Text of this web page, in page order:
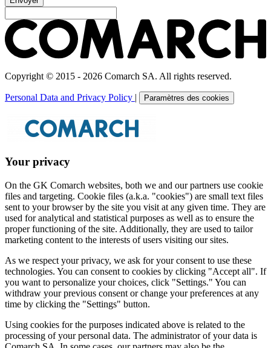
Copyright © 2015 - 2026 Comarch SA. All rights reserved.
Personal Data and Privacy Policy | Paramètres des cookies
Your privacy
On the GK Comarch websites, both we and our partners use cookie
files and targeting. Cookie files (a.k.a. "cookies") are small text files
sent to your browser by the site you visit at any given time. They are
used for analytical and statistical purposes as well as to ensure the
proper functioning of the site. Additionally, they are used to tailor
marketing content to the interests of users visiting our sites.
As we respect your privacy, we ask for your consent to use these
technologies. You can consent to cookies by clicking "Accept all". If
you want to personalize your choices, click "Settings." You can
withdraw your previous consent or change your preferences at any
time by clicking the "Settings" button.
Using cookies for the purposes indicated above is related to the
processing of your personal data. The administrator of your data is